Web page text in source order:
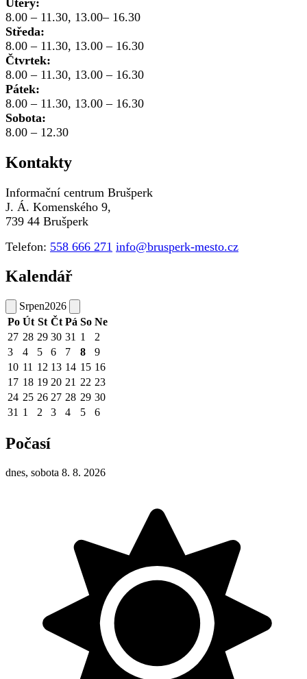
8.00 – 11.30, 13.00– 16.30
Středa:
8.00 – 11.30, 13.00 – 16.30
Čtvrtek:
8.00 – 11.30, 13.00 – 16.30
Pátek:
8.00 – 11.30, 13.00 – 16.30
Sobota:
8.00 – 12.30
Kontakty
Informační centrum Brušperk
J. Á. Komenského 9,
739 44 Brušperk
Telefon: 558 666 271 info@brusperk-mesto.cz
Kalendář
Srpen2026
Po Út St Čt Pá So Ne
27 28 29 30 31 1
2
3
4 5 6 7 8
9
10 11 12 13 14 15 16
17 18 19 20 21 22 23
24 25 26 27 28 29 30
31 1 2 3 4 5 6
Počasí
dnes, sobota 8. 8. 2026